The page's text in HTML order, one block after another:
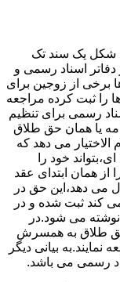
شکل یک سند تک
اسناد رسمی و
برخی از زوجین برای
را ثبت کرده مراجعه
رسمی برای تنظیم
یا همان حق طلاق
الاختیار می دهد که
خود را
همان ابتدای عقد
می دهد،این حق در
کند ثبت شده و در
می شود.در
حق طلاق به همسرش
نمایند.به بیانی دیگر
رسمی می باشد.